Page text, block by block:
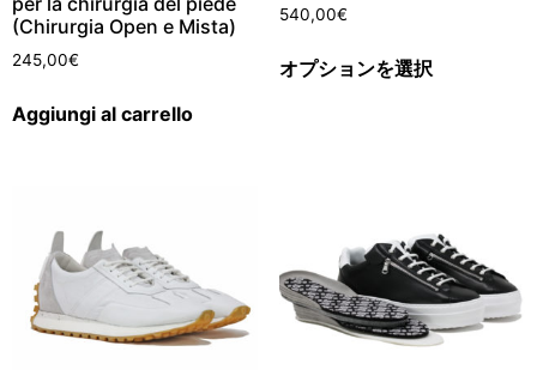
(Chirurgia Open e Mista)
245,00€
Aggiungi al carrello
540,00€
オプションを選択